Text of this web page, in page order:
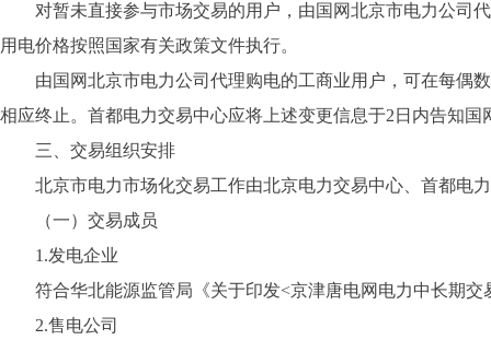
对暂未直接参与市场交易的用户，由国网北京市电力公司代
用电价格按照国家有关政策文件执行。
由国网北京市电力公司代理购电的工商业用户，可在每偶数
相应终止。首都电力交易中心应将上述变更信息于2日内告知国
三、交易组织安排
北京市电力市场化交易工作由北京电力交易中心、首都电力
（一）交易成员
1.发电企业
符合华北能源监管局《关于印发<京津唐电网电力中长期交
2.售电公司